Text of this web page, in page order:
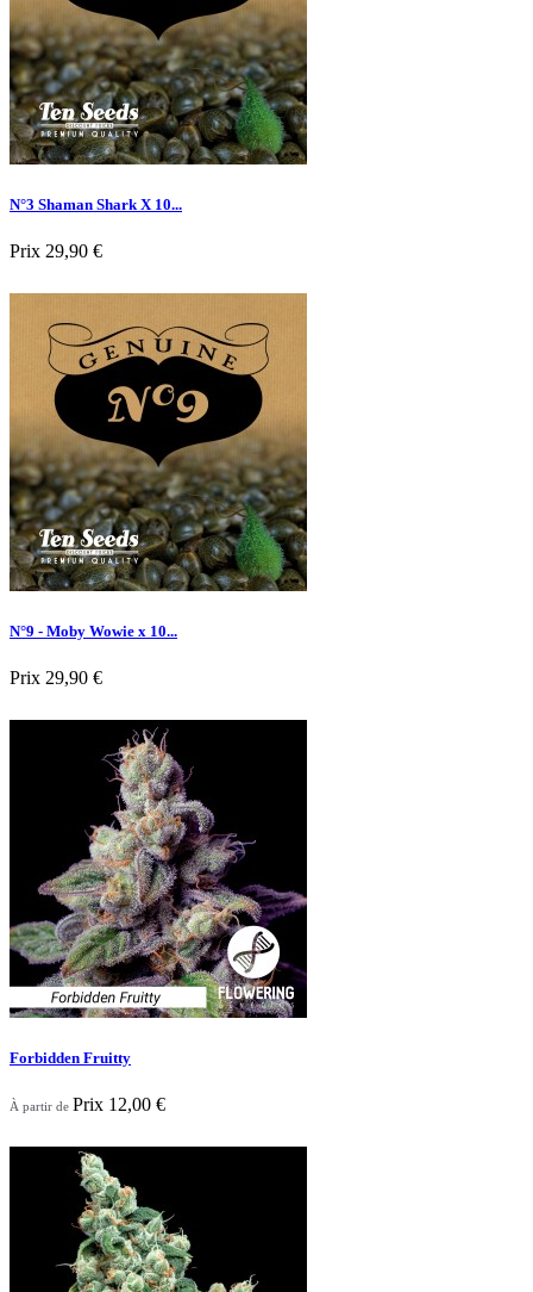
N°3 Shaman Shark X 10...
Prix 29,90 €
Aperçu rapide
N°9 - Moby Wowie x 10...
Prix 29,90 €
Aperçu rapide
Forbidden Fruitty
À partir de Prix 12,00 €
Aperçu rapide